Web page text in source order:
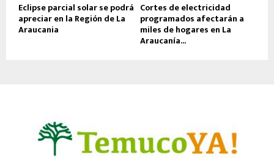
Eclipse parcial solar se podrá
apreciar en la Región de La
Araucania
Cortes de electricidad
programados afectarán a
miles de hogares en La
Araucanía...